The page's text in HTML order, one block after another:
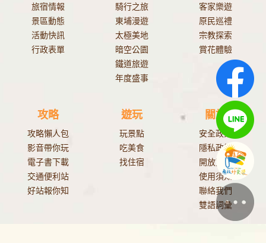
旅宿情報
景區動態
活動快訊
行政表單
騎行之旅
東埔漫遊
太極美地
暗空公園
鐵道旅遊
年度盛事
客家樂遊
原民巡禮
宗教探索
賞花體驗
攻略
攻略懶人包
影音帶你玩
電子書下載
交通便利站
好站報你知
遊玩
玩景點
吃美食
找住宿
關於
安全政策
隱私政策
開放資料
使用須知
聯絡我們
雙語詞彙